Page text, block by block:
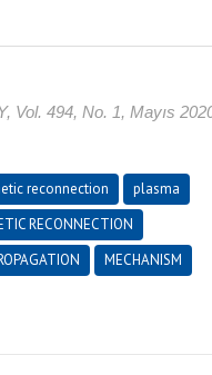
Vol. 494, No. 1, Mayıs
reconnection
plasma
RECONNECTION
MECHANISM